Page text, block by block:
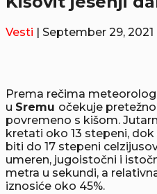
Vesti | September 29, 2021
Prema rečima
u Sremu očekuje
povremeno s kišom.
kretati oko 13 stepeni,
biti do 17 stepeni
umeren, jugoistočni i
metra u sekundi, a
iznosiće oko 45%.